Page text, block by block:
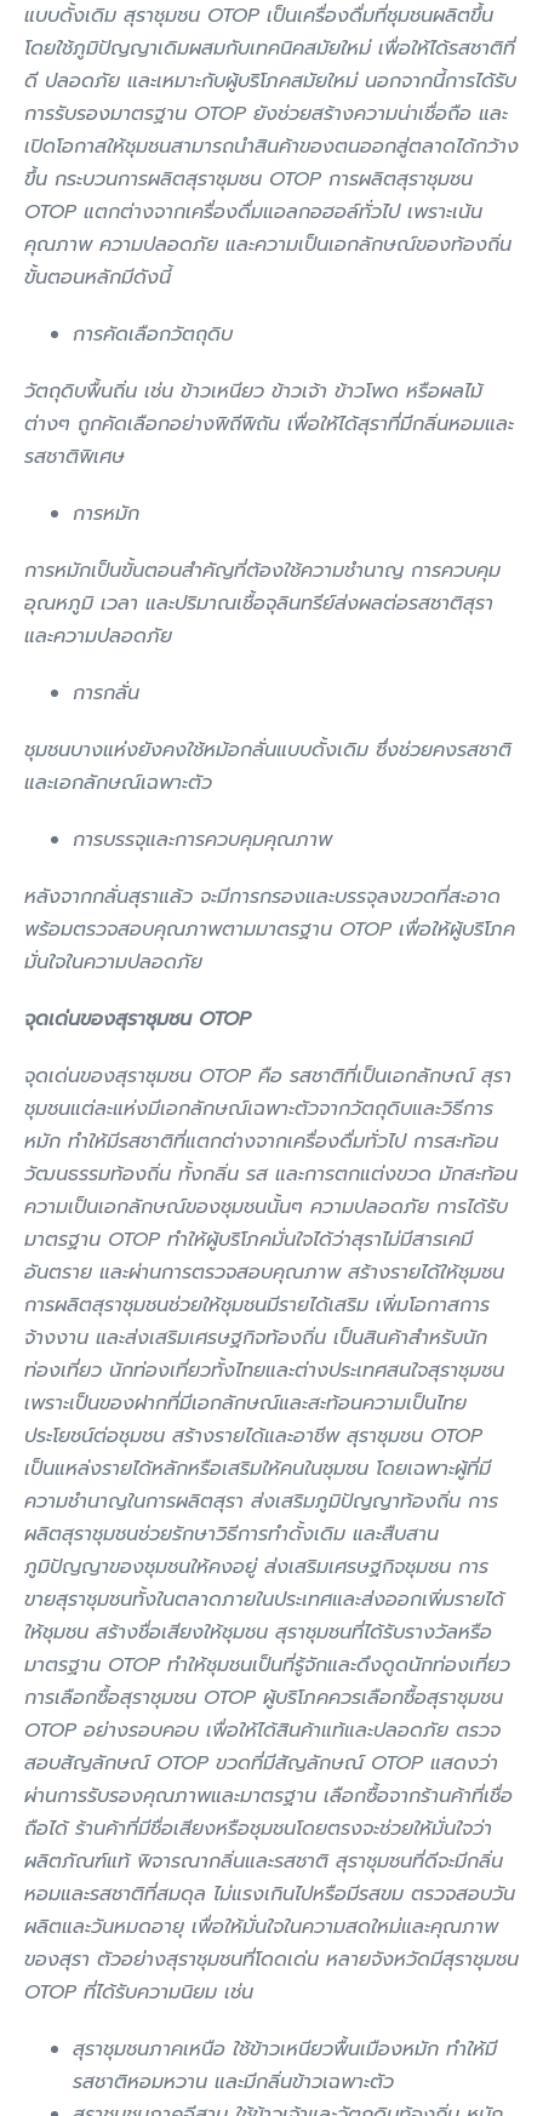
แบบดั้งเดิม สุราชุมชน OTOP เป็นเครื่องดื่มที่ชุมชนผลิตขึ้น
โดยใช้ภูมิปัญญาเดิมผสมกับเทคนิคสมัยใหม่ เพื่อให้ได้รสชาติที่
ดี ปลอดภัย และเหมาะกับผู้บริโภคสมัยใหม่ นอกจากนี้การได้รับ
การรับรองมาตรฐาน OTOP ยังช่วยสร้างความน่าเชื่อถือ และ
เปิดโอกาสให้ชุมชนสามารถนำสินค้าของตนออกสู่ตลาดได้กว้าง
ขึ้น กระบวนการผลิตสุราชุมชน OTOP การผลิตสุราชุมชน
OTOP แตกต่างจากเครื่องดื่มแอลกอฮอล์ทั่วไป เพราะเน้น
คุณภาพ ความปลอดภัย และความเป็นเอกลักษณ์ของท้องถิ่น
ขั้นตอนหลักมีดังนี้
การคัดเลือกวัตถุดิบ
วัตถุดิบพื้นถิ่น เช่น ข้าวเหนียว ข้าวเจ้า ข้าวโพด หรือผลไม้
ต่างๆ ถูกคัดเลือกอย่างพิถีพิถัน เพื่อให้ได้สุราที่มีกลิ่นหอมและ
รสชาติพิเศษ
การหมัก
การหมักเป็นขั้นตอนสำคัญที่ต้องใช้ความชำนาญ การควบคุม
อุณหภูมิ เวลา และปริมาณเชื้อจุลินทรีย์ส่งผลต่อรสชาติสุรา
และความปลอดภัย
การกลั่น
ชุมชนบางแห่งยังคงใช้หม้อกลั่นแบบดั้งเดิม ซึ่งช่วยคงรสชาติ
และเอกลักษณ์เฉพาะตัว
การบรรจุและการควบคุมคุณภาพ
หลังจากกลั่นสุราแล้ว จะมีการกรองและบรรจุลงขวดที่สะอาด
พร้อมตรวจสอบคุณภาพตามมาตรฐาน OTOP เพื่อให้ผู้บริโภค
มั่นใจในความปลอดภัย
จุดเด่นของสุราชุมชน OTOP
จุดเด่นของสุราชุมชน OTOP คือ รสชาติที่เป็นเอกลักษณ์ สุรา
ชุมชนแต่ละแห่งมีเอกลักษณ์เฉพาะตัวจากวัตถุดิบและวิธีการ
หมัก ทำให้มีรสชาติที่แตกต่างจากเครื่องดื่มทั่วไป การสะท้อน
วัฒนธรรมท้องถิ่น ทั้งกลิ่น รส และการตกแต่งขวด มักสะท้อน
ความเป็นเอกลักษณ์ของชุมชนนั้นๆ ความปลอดภัย การได้รับ
มาตรฐาน OTOP ทำให้ผู้บริโภคมั่นใจได้ว่าสุราไม่มีสารเคมี
อันตราย และผ่านการตรวจสอบคุณภาพ สร้างรายได้ให้ชุมชน
การผลิตสุราชุมชนช่วยให้ชุมชนมีรายได้เสริม เพิ่มโอกาสการ
จ้างงาน และส่งเสริมเศรษฐกิจท้องถิ่น เป็นสินค้าสำหรับนัก
ท่องเที่ยว นักท่องเที่ยวทั้งไทยและต่างประเทศสนใจสุราชุมชน
เพราะเป็นของฝากที่มีเอกลักษณ์และสะท้อนความเป็นไทย
ประโยชน์ต่อชุมชน สร้างรายได้และอาชีพ สุราชุมชน OTOP
เป็นแหล่งรายได้หลักหรือเสริมให้คนในชุมชน โดยเฉพาะผู้ที่มี
ความชำนาญในการผลิตสุรา ส่งเสริมภูมิปัญญาท้องถิ่น การ
ผลิตสุราชุมชนช่วยรักษาวิธีการทำดั้งเดิม และสืบสาน
ภูมิปัญญาของชุมชนให้คงอยู่ ส่งเสริมเศรษฐกิจชุมชน การ
ขายสุราชุมชนทั้งในตลาดภายในประเทศและส่งออกเพิ่มรายได้
ให้ชุมชน สร้างชื่อเสียงให้ชุมชน สุราชุมชนที่ได้รับรางวัลหรือ
มาตรฐาน OTOP ทำให้ชุมชนเป็นที่รู้จักและดึงดูดนักท่องเที่ยว
การเลือกซื้อสุราชุมชน OTOP ผู้บริโภคควรเลือกซื้อสุราชุมชน
OTOP อย่างรอบคอบ เพื่อให้ได้สินค้าแท้และปลอดภัย ตรวจ
สอบสัญลักษณ์ OTOP ขวดที่มีสัญลักษณ์ OTOP แสดงว่า
ผ่านการรับรองคุณภาพและมาตรฐาน เลือกซื้อจากร้านค้าที่เชื่อ
ถือได้ ร้านค้าที่มีชื่อเสียงหรือชุมชนโดยตรงจะช่วยให้มั่นใจว่า
ผลิตภัณฑ์แท้ พิจารณากลิ่นและรสชาติ สุราชุมชนที่ดีจะมีกลิ่น
หอมและรสชาติที่สมดุล ไม่แรงเกินไปหรือมีรสขม ตรวจสอบวัน
ผลิตและวันหมดอายุ เพื่อให้มั่นใจในความสดใหม่และคุณภาพ
ของสุรา ตัวอย่างสุราชุมชนที่โดดเด่น หลายจังหวัดมีสุราชุมชน
OTOP ที่ได้รับความนิยม เช่น
สุราชุมชนภาคเหนือ ใช้ข้าวเหนียวพื้นเมืองหมัก ทำให้มี
รสชาติหอมหวาน และมีกลิ่นข้าวเฉพาะตัว